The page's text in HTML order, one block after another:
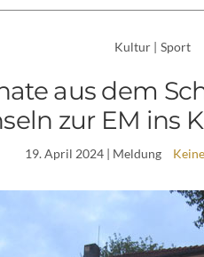
Kultur | Sport
aus dem
zur EM ins
19. April 2024| Meldung